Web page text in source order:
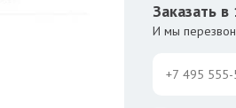
Заказать в
И мы